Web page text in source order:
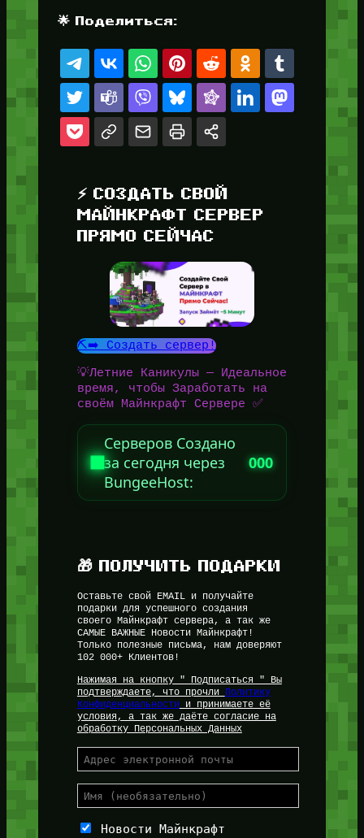
🌟 Поделиться:
⚡ СОЗДАТЬ СВОЙ
МАЙНКРАФТ СЕРВЕР
ПРЯМО СЕЙЧАС
⛏️➡️ Создать сервер!
💡Летние Каникулы — Идеальное
время, чтобы Заработать на
своём Майнкрафт Сервере ✅
Серверов Создано
за сегодня через
BungeeHost:
000
🎁 ПОЛУЧИТЬ ПОДАРКИ
Оставьте свой EMAIL и получайте
подарки для успешного создания
своего Майнкрафт сервера, а так же
САМЫЕ ВАЖНЫЕ Новости Майнкрафт!
Только полезные письма, нам доверяют
102 000+ Клиентов!
Нажимая на кнопку " Подписаться " Вы
подтверждаете, что прочли
Политику
Конфиденциальностии принимаете её
условия, а так же даёте согласие на
обработку Персональных Данных
Новости Майнкрафт